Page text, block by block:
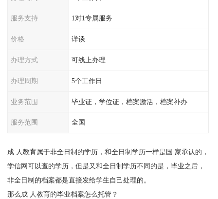
服务支持 1对1专属服务
价格 详谈
办理方式 可线上办理
办理周期 5个工作日
业务范围 毕业证，学位证，档案激活，档案补办
服务范围 全国
成 人教育属于非全日制的学历，和全日制学历一样是国 家承认的，
学信网可以查的学历，但是又和全日制学历不同的是，毕业之后，
非全日制的档案都是直接发给学生自己处理的。
那么成 人教育的毕业档案怎么托管？